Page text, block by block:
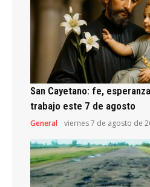
San Cayetano: fe,
trabajo este 7 de agosto
General viernes 7 de agosto de